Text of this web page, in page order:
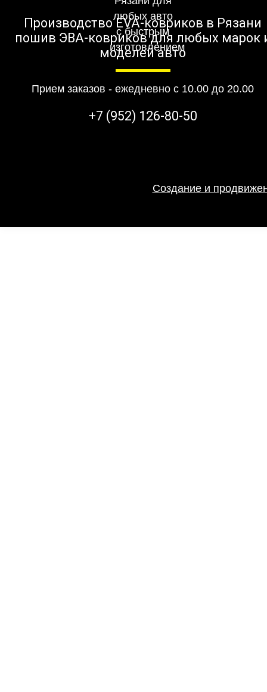
Производство EVA-ковриков в Рязани
пошив ЭВА-ковриков для любых марок
моделей авто
Прием заказов - ежедневно с 10.00 до 20.00
+7 (952) 126-80-50
Создание и